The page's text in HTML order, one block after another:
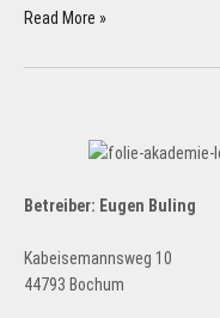
Read More »
Betreiber: Eugen Buling
Kabeisemannsweg 10
44793 Bochum